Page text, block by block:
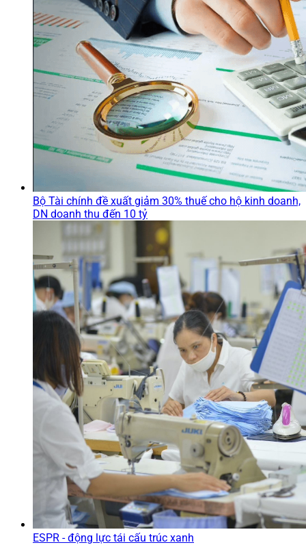
Bộ Tài chính đề xuất giảm 30% thuế cho hộ kinh doanh,
DN doanh thu đến 10 tỷ
ESPR - động lực tái cấu trúc xanh